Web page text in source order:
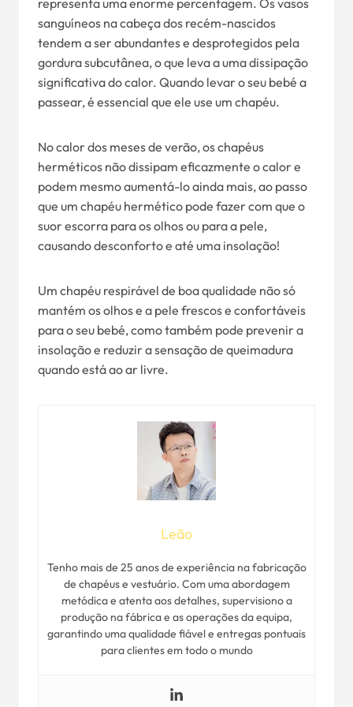
sanguíneos na cabeça dos recém-nascidos
tendem a ser abundantes e desprotegidos pela
gordura subcutânea, o que leva a uma dissipação
significativa do calor. Quando levar o seu bebé a
passear, é essencial que ele use um chapéu.
No calor dos meses de verão, os chapéus
herméticos não dissipam eficazmente o calor e
podem mesmo aumentá-lo ainda mais, ao passo
que um chapéu hermético pode fazer com que o
suor escorra para os olhos ou para a pele,
causando desconforto e até uma insolação!
Um chapéu respirável de boa qualidade não só
mantém os olhos e a pele frescos e confortáveis
para o seu bebé, como também pode prevenir a
insolação e reduzir a sensação de queimadura
quando está ao ar livre.
Leão
Tenho mais de 25 anos de experiência na fabricação
de chapéus e vestuário. Com uma abordagem
metódica e atenta aos detalhes, supervisiono a
produção na fábrica e as operações da equipa,
garantindo uma qualidade fiável e entregas pontuais
para clientes em todo o mundo